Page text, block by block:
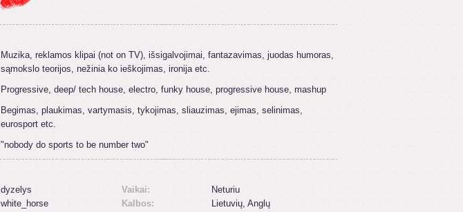
Muzika, reklamos klipai (not on TV), išsigalvojimai, fantazavimas, juodas humoras,
sąmokslo teorijos, nežinia ko ieškojimas, ironija etc.
Progressive, deep/ tech house, electro, funky house, progressive house, mashup
Begimas, plaukimas, vartymasis, tykojimas, sliauzimas, ejimas, selinimas,
eurosport etc.
"nobody do sports to be number two"
dyzelys
white_horse
Vaikai:
Neturiu
Kalbos:
Lietuvių, Anglų